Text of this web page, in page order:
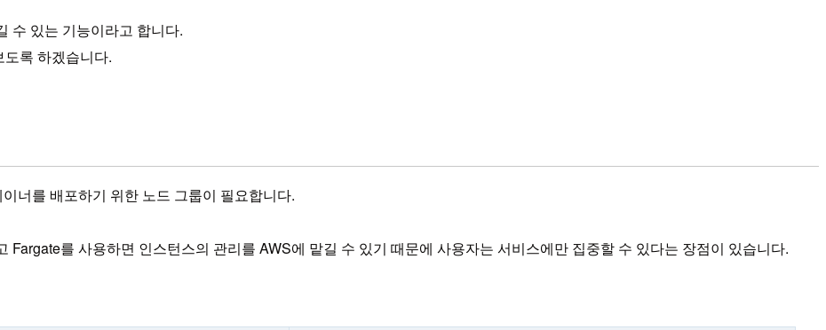
수 있는 기능이라고 합니다.
록 하겠습니다.
너를 배포하기 위한 노드 그룹이 필요합니다.
를 사용하면 인스턴스의 관리를 AWS에 맡길 수 있기 때문에 사용자는 서비스에만 집중할 수 있다는 장점이 있습니다.